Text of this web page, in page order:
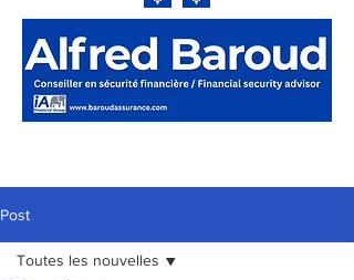
Post
Toutes les nouvelles